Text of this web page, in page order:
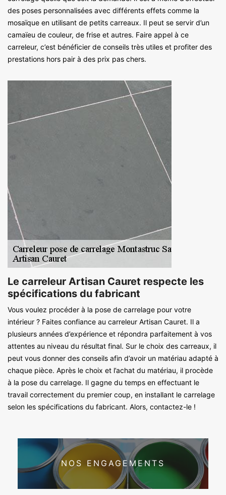
des poses personnalisées avec différents effets comme la
mosaïque en utilisant de petits carreaux. Il peut se servir d’un
camaïeu de couleur, de frise et autres. Faire appel à ce
carreleur, c’est bénéficier de conseils très utiles et profiter des
prestations hors pair à des prix pas chers.
Le carreleur Artisan Cauret respecte les
spécifications du fabricant
Vous voulez procéder à la pose de carrelage pour votre
intérieur ? Faites confiance au carreleur Artisan Cauret. Il a
plusieurs années d’expérience et répondra parfaitement à vos
attentes au niveau du résultat final. Sur le choix des carreaux, il
peut vous donner des conseils afin d’avoir un matériau adapté à
chaque pièce. Après le choix et l’achat du matériau, il procède
à la pose du carrelage. Il gagne du temps en effectuant le
travail correctement du premier coup, en installant le carrelage
selon les spécifications du fabricant. Alors, contactez-le !
NOS ENGAGEMENTS